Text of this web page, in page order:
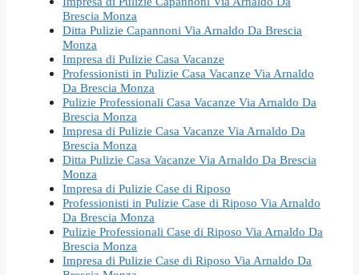
Brescia Monza
Ditta Pulizie Capannoni Via Arnaldo Da Brescia
Monza
Impresa di Pulizie Casa Vacanze
Professionisti in Pulizie Casa Vacanze Via Arnaldo
Da Brescia Monza
Pulizie Professionali Casa Vacanze Via Arnaldo Da
Brescia Monza
Impresa di Pulizie Casa Vacanze Via Arnaldo Da
Brescia Monza
Ditta Pulizie Casa Vacanze Via Arnaldo Da Brescia
Monza
Impresa di Pulizie Case di Riposo
Professionisti in Pulizie Case di Riposo Via Arnaldo
Da Brescia Monza
Pulizie Professionali Case di Riposo Via Arnaldo Da
Brescia Monza
Impresa di Pulizie Case di Riposo Via Arnaldo Da